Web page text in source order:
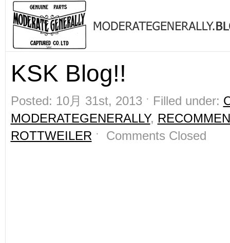
KSK Blog!!
Posted: 10月 31st, 2013 ˑ Filled under:
MODERATEGENERALLY,
ROTTWEILER ˑ Comments Closed